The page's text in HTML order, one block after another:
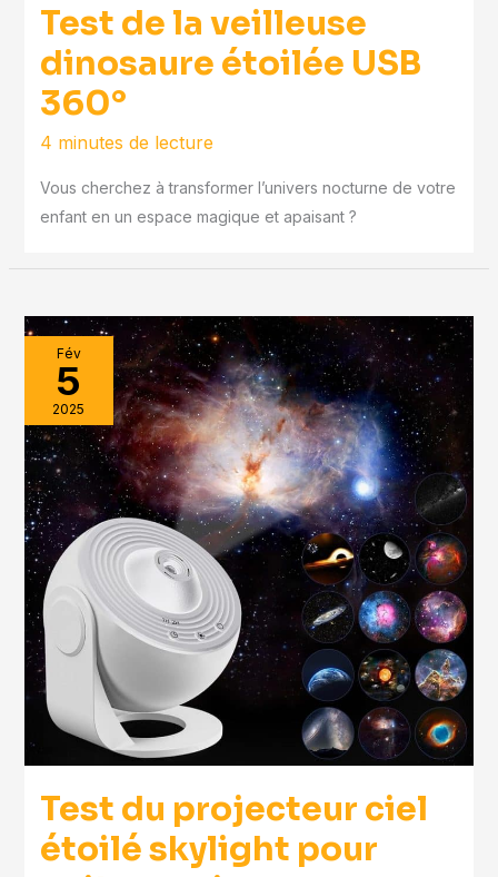
Test de la veilleuse
dinosaure étoilée USB
360°
4 minutes de lecture
Vous cherchez à transformer l’univers nocturne de votre
enfant en un espace magique et apaisant ?
Fév
5
2025
Test du projecteur ciel
étoilé skylight pour